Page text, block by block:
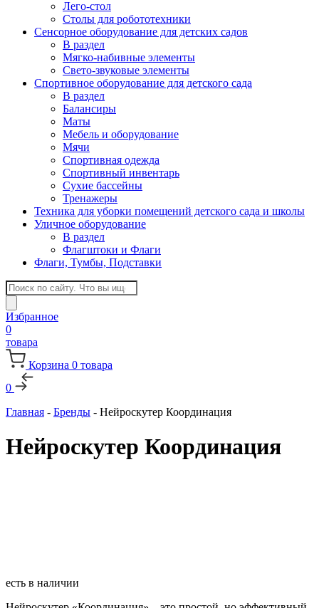
Лего-стол
Столы для робототехники
Сенсорное оборудование для детских садов
В раздел
Мягко-набивные элементы
Свето-звуковые элементы
Спортивное оборудование для детского сада
В раздел
Балансиры
Маты
Мебель и оборудование
Мячи
Спортивная одежда
Спортивный инвентарь
Сухие бассейны
Тренажеры
Техника для уборки помещений детского сада и школы
Уличное оборудование
В раздел
Флагштоки и Флаги
Флаги, Тумбы, Подставки
Поиск
товаров
Избранное
0
товара
Корзина 0 товара
0
Главная - Бренды - Нейроскутер Координация
Нейроскутер Координация
есть в наличии